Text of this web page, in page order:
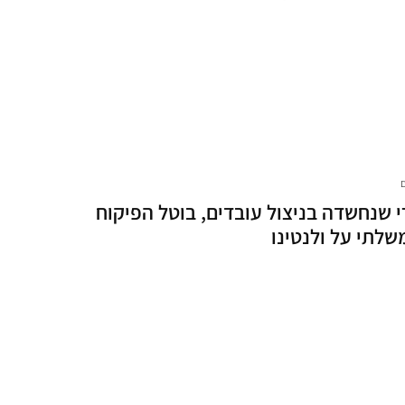
שנחשדה בניצול עובדים, בוטל הפיקוח
על ולנטינו